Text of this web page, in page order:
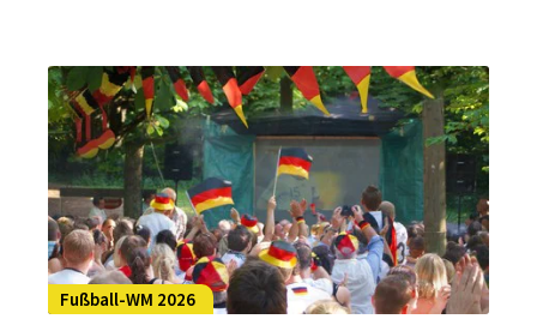
dort unter freiem Himmel übertragen werden.
Fußball-WM 2026